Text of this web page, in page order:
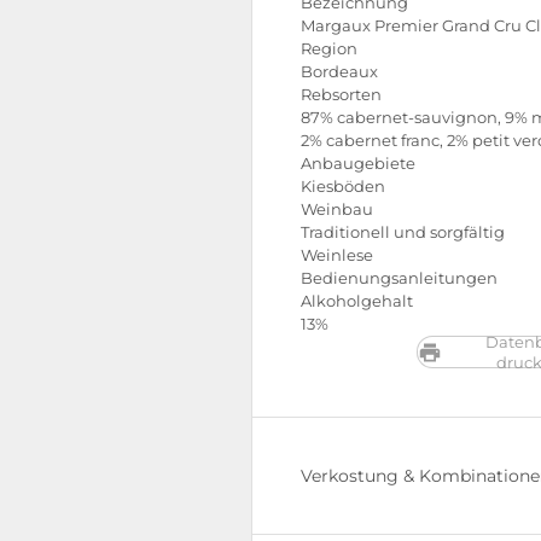
Margaux Premier Grand Cru
Region
Bordeaux
Rebsorten
87% cabernet-sauvignon, 9%
2% cabernet franc, 2% petit
Anbaugebiete
Kiesböden
Weinbau
Traditionell und sorgfältig
Weinlese
Bedienungsanleitungen
Alkoholgehalt
13%
Verkostung &